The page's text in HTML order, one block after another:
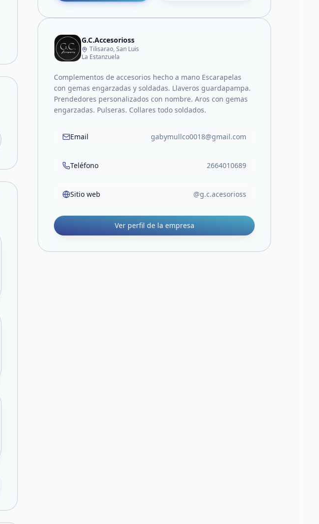
G.C.Accesorioss
Tilisarao, San Luis
La Estanzuela
Complementos de accesorios hecho a mano Escarapelas
con gemas engarzadas y soldadas. Llaveros guardapampa.
Prendedores personalizados con nombre. Aros con gemas
engarzadas. Pulseras. Collares todo soldados.
Email gabymullco0018@gmail.com
Teléfono 2664010689
Sitio web @g.c.acesorioss
Ver perfil de la empresa